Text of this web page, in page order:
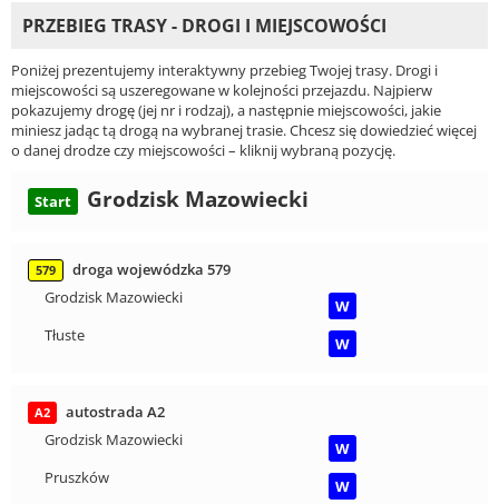
PRZEBIEG TRASY - DROGI I MIEJSCOWOŚCI
Poniżej prezentujemy interaktywny przebieg Twojej trasy. Drogi i
miejscowości są uszeregowane w kolejności przejazdu. Najpierw
pokazujemy drogę (jej nr i rodzaj), a następnie miejscowości, jakie
miniesz jadąc tą drogą na wybranej trasie. Chcesz się dowiedzieć więcej
o danej drodze czy miejscowości – kliknij wybraną pozycję.
Start Grodzisk Mazowiecki
579
droga wojewódzka 579
Grodzisk Mazowiecki
W
Tłuste
W
A2
autostrada A2
Grodzisk Mazowiecki
W
Pruszków
W